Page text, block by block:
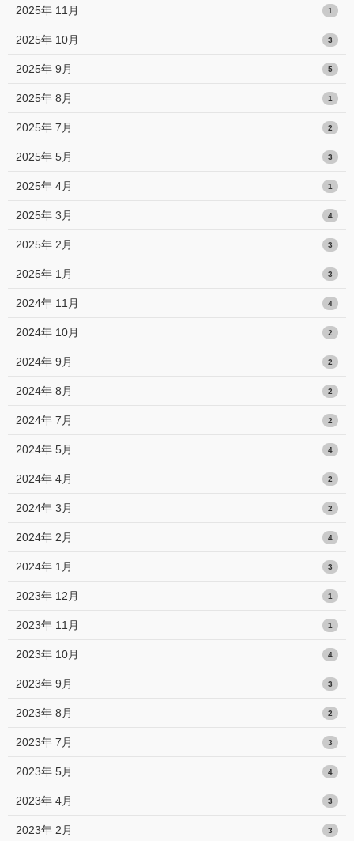
2025年 11月 1
2025年 10月 3
2025年 9月 5
2025年 8月 1
2025年 7月 2
2025年 5月 3
2025年 4月 1
2025年 3月 4
2025年 2月 3
2025年 1月 3
2024年 11月 4
2024年 10月 2
2024年 9月 2
2024年 8月 2
2024年 7月 2
2024年 5月 4
2024年 4月 2
2024年 3月 2
2024年 2月 4
2024年 1月 3
2023年 12月 1
2023年 11月 1
2023年 10月 4
2023年 9月 3
2023年 8月 2
2023年 7月 3
2023年 5月 4
2023年 4月 3
2023年 2月 3